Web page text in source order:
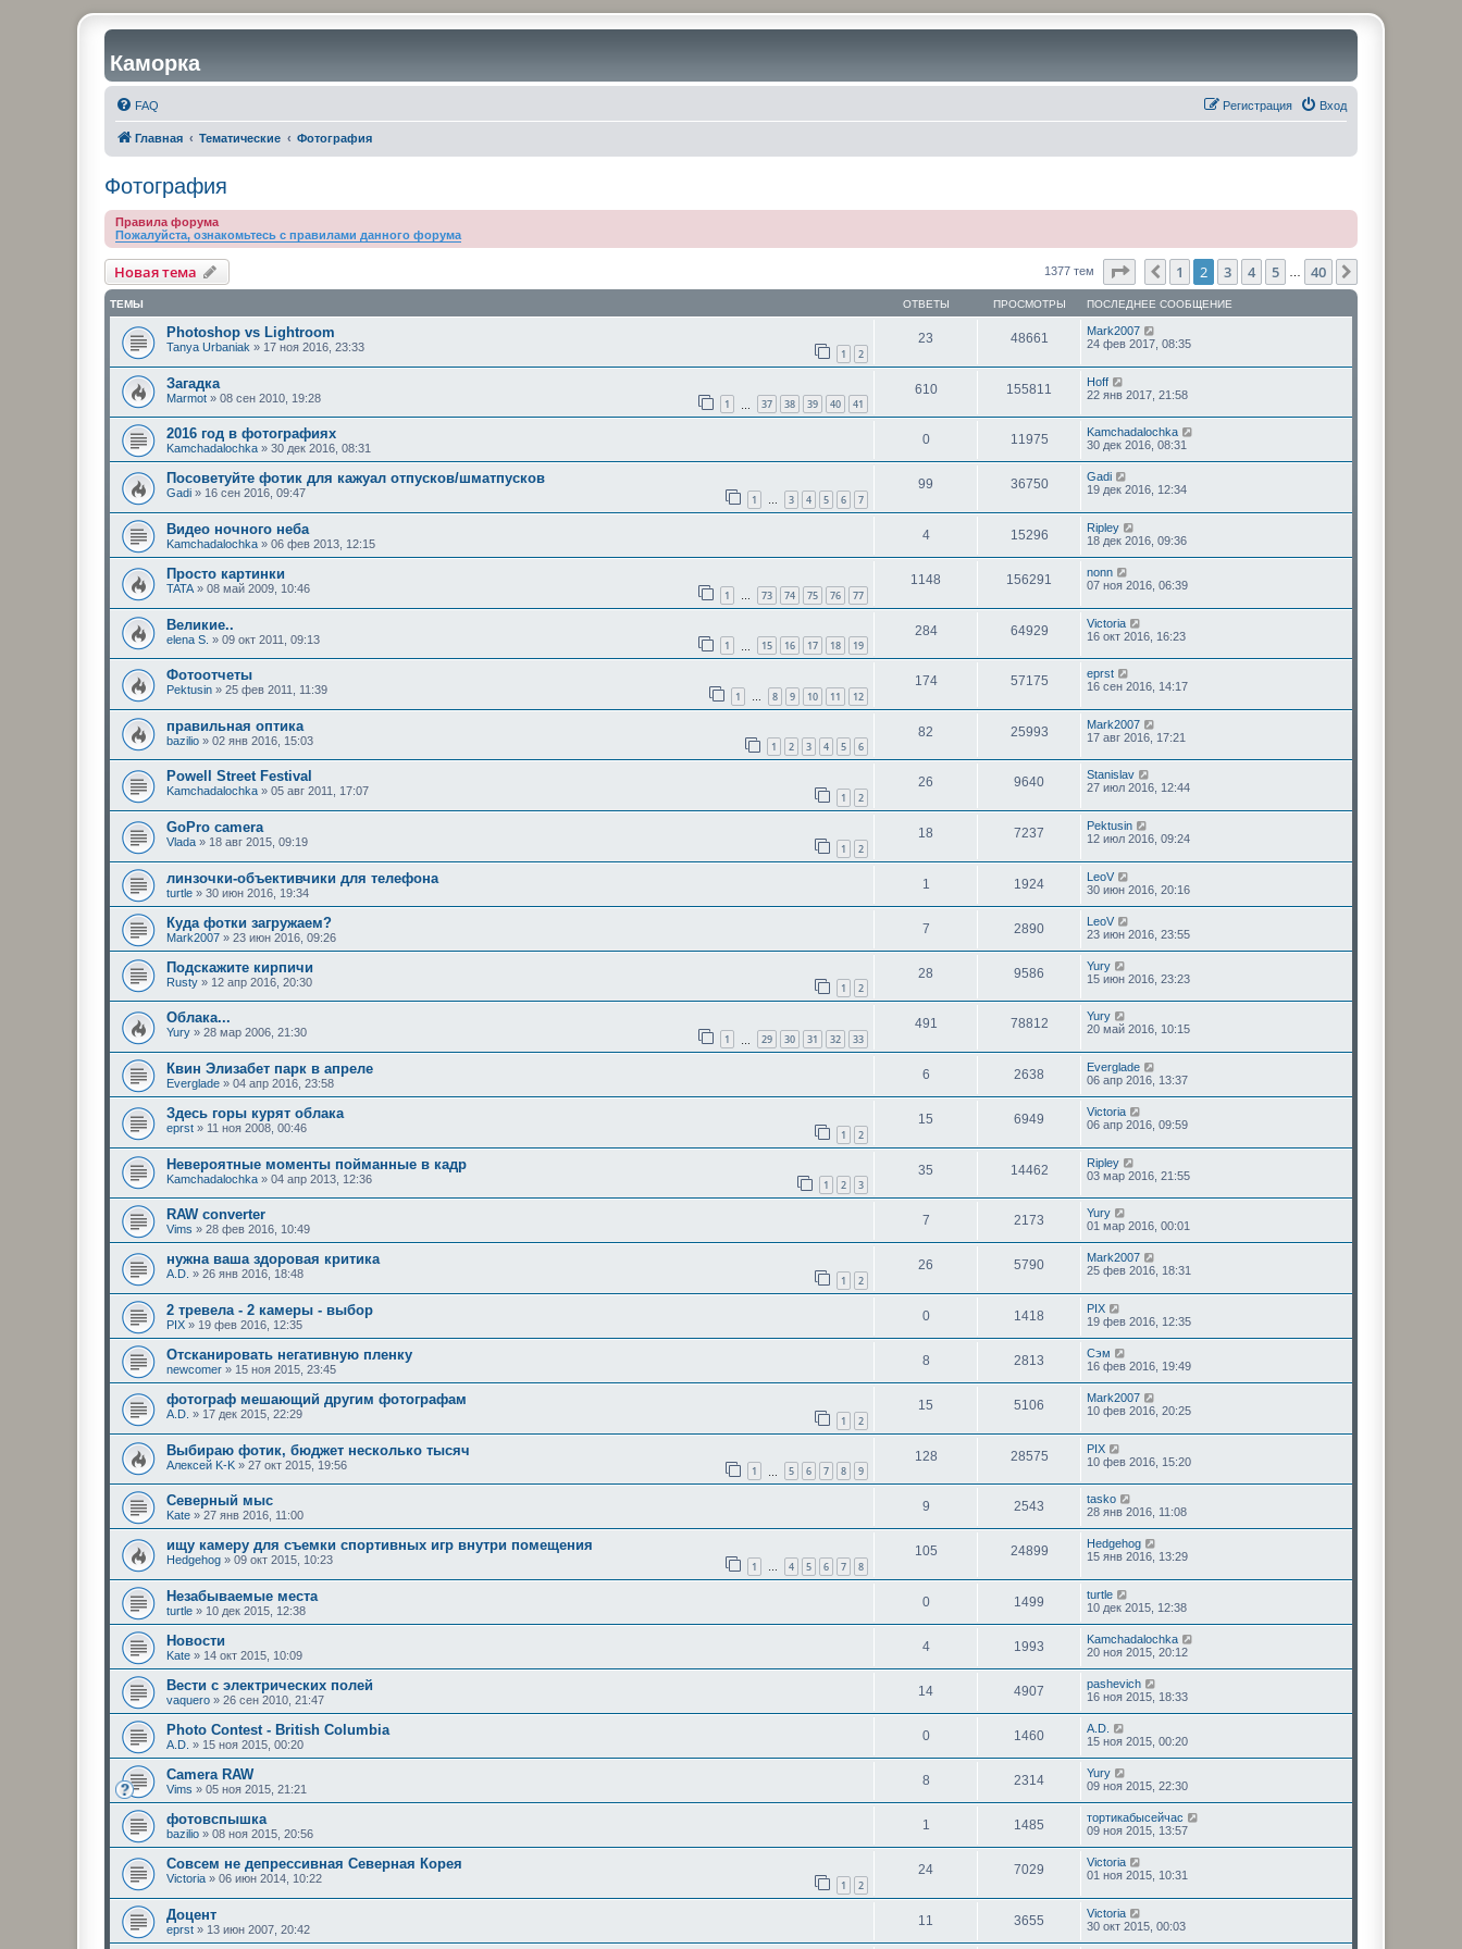
Каморка
FAQ Вход
Регистрация
Главная Тематические Фотография
Фотография
Правила форума
Пожалуйста, ознакомьтесь с правилами данного форума
Новая тема 1377 тем Страница2 из 40
Пред.
1 2 3 4 5 40
ТЕМЫ ОТВЕТЫ ПРОСМОТРЫ ПОСЛЕДНЕЕ СООБЩЕНИЕ
Photoshop vs Lightroom
Tanya Urbaniak » 17 ноя 2016, 23:33 1 2
23 48661
Mark2007
24 фев 2017, 08:35
Загадка
Marmot » 08 сен 2010, 19:28 1 37 38 39 40 41
610 155811
Hoff
22 янв 2017, 21:58
2016 год в фотографиях
Kamchadalochka » 30 дек 2016, 08:31
0 11975
Kamchadalochka
30 дек 2016, 08:31
Посоветуйте фотик для кажуал отпусков/шматпусков
Gadi » 16 сен 2016, 09:47 1 … 3 4 5 6 7
99 36750
Gadi
19 дек 2016, 12:34
Видео ночного неба
Kamchadalochka » 06 фев 2013, 12:15
4 15296
Ripley
18 дек 2016, 09:36
Просто картинки
TATA » 08 май 2009, 10:46 1 … 73 74 75 76 77
1148 156291
nonn
07 ноя 2016, 06:39
Великие..
elena S. » 09 окт 2011, 09:13 1 15 16 17 18 19
284 64929
Victoria
16 окт 2016, 16:23
Фотоотчеты
Pektusin » 25 фев 2011, 11:39 1 … 8 9 10 11 12
174 57175
eprst
16 сен 2016, 14:17
правильная оптика
bazilio » 02 янв 2016, 15:03 1 2 3 4 5 6
82 25993
Mark2007
17 авг 2016, 17:21
Powell Street Festival
Kamchadalochka » 05 авг 2011, 17:07 1 2
26 9640
Stanislav
27 июл 2016, 12:44
GoPro camera
Vlada » 18 авг 2015, 09:19 1 2
18 7237
Pektusin
12 июл 2016, 09:24
линзочки-объективчики для телефона
turtle » 30 июн 2016, 19:34
1 1924
LeoV
30 июн 2016, 20:16
Куда фотки загружаем?
Mark2007 » 23 июн 2016, 09:26
7 2890
LeoV
23 июн 2016, 23:55
Подскажите кирпичи
Rusty » 12 апр 2016, 20:30 1 2
28 9586
Yury
15 июн 2016, 23:23
Облака...
Yury » 28 мар 2006, 21:30 1 29 30 31 32 33
491 78812
Yury
20 май 2016, 10:15
Квин Элизабет парк в апреле
Everglade » 04 апр 2016, 23:58
6 2638
Everglade
06 апр 2016, 13:37
Здесь горы курят облака
eprst » 11 ноя 2008, 00:46 1 2
15 6949
Victoria
06 апр 2016, 09:59
Невероятные моменты пойманные в кадр
Kamchadalochka » 04 апр 2013, 12:36 1 2 3
35 14462
Ripley
03 мар 2016, 21:55
RAW converter
Vims » 28 фев 2016, 10:49
7 2173
Yury
01 мар 2016, 00:01
нужна ваша здоровая критика
A.D. » 26 янв 2016, 18:48 1 2
26 5790
Mark2007
25 фев 2016, 18:31
2 тревела - 2 камеры - выбор
PIX » 19 фев 2016, 12:35
0 1418
PIX
19 фев 2016, 12:35
Отсканировать негативную пленку
newcomer » 15 ноя 2015, 23:45
8 2813
Сэм
16 фев 2016, 19:49
фотограф мешающий другим фотографам
A.D. » 17 дек 2015, 22:29 1 2
15 5106
Mark2007
10 фев 2016, 20:25
Выбираю фотик, бюджет несколько тысяч
Алексей K-K » 27 окт 2015, 19:56 1 5 6 7 8 9
128 28575
PIX
10 фев 2016, 15:20
Северный мыс
Kate » 27 янв 2016, 11:00
9 2543
tasko
28 янв 2016, 11:08
ищу камеру для съемки спортивных игр внутри помещения
Hedgehog » 09 окт 2015, 10:23 1 … 4 5 6 7 8
105 24899
Hedgehog
15 янв 2016, 13:29
Незабываемые места
turtle » 10 дек 2015, 12:38
0 1499
turtle
10 дек 2015, 12:38
Новости
Kate » 14 окт 2015, 10:09
4 1993
Kamchadalochka
20 ноя 2015, 20:12
Вести с электрических полей
vaquero » 26 сен 2010, 21:47
14 4907
pashevich
16 ноя 2015, 18:33
Photo Contest - British Columbia
A.D. » 15 ноя 2015, 00:20
0 1460
A.D.
15 ноя 2015, 00:20
Camera RAW
Vims » 05 ноя 2015, 21:21
8 2314
Yury
09 ноя 2015, 22:30
фотовспышка
bazilio » 08 ноя 2015, 20:56
1 1485
тортикабысейчас
09 ноя 2015, 13:57
Совсем не депрессивная Северная Корея
Victoria » 06 июн 2014, 10:22 1 2
24 7029
Victoria
01 ноя 2015, 10:31
Доцент
eprst » 13 июн 2007, 20:42
11 3655
Victoria
30 окт 2015, 00:03